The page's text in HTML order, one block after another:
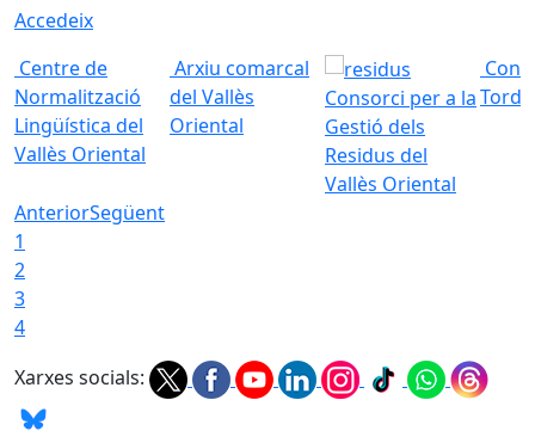
Accedeix
Centre de
Normalització
Lingüística del
Vallès Oriental
Arxiu comarcal
del Vallès
Oriental
Consorci per a la
Gestió dels
Residus del
Vallès Oriental
AnteriorSegüent
1
2
3
4
Xarxes socials: